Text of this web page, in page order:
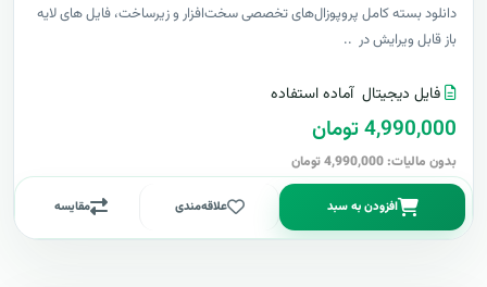
دانلود بسته کامل پروپوزال‌های تخصصی سخت‌افزار و زیرساخت، فایل های لایه
باز قابل ویرایش در ..
فایل دیجیتال آماده استفاده
4,990,000 تومان
بدون مالیات: 4,990,000 تومان
افزودن به سبد علاقه‌مندی مقایسه